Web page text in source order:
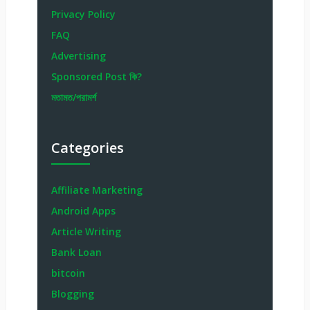
Privacy Policy
FAQ
Advertising
Sponsored Post কি?
মতামত/পরামর্শ
Categories
Affiliate Marketing
Android Apps
Article Writing
Bank Loan
bitcoin
Blogging